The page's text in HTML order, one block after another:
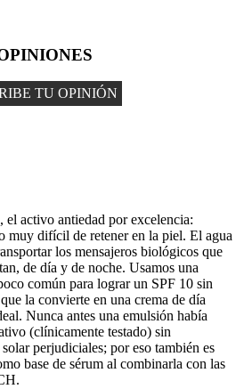
TU OPINIÓN
el activo antiedad por excelencia:
muy difícil de retener en la piel. El agua
los mensajeros biológicos que
de día y de noche. Usamos una
común para lograr un SPF 10 sin
la convierte en una crema de día
Nunca antes una emulsión había
(clínicamente testado) sin
perjudiciales; por eso también es
base de sérum al combinarla con las